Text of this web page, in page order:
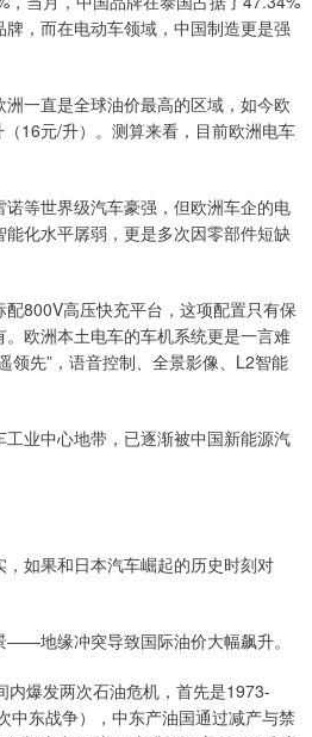
，而在电动车领域，中国制造更是强
一直是全球油价最高的区域，如今欧
16元/升）。测算来看，目前欧洲电车
等世界级汽车豪强，但欧洲车企的电
化水平孱弱，更是多次因零部件短缺
800V高压快充平台，这项配置只有保
欧洲本土电车的车机系统更是一言难
领先”，语音控制、全景影像、L2智能
业中心地带，已逐渐被中国新能源汽
如果和日本汽车崛起的历史时刻对
地缘冲突导致国际油价大幅飙升。
内爆发两次石油危机，首先是1973-
中东战争），中东产油国通过减产与禁